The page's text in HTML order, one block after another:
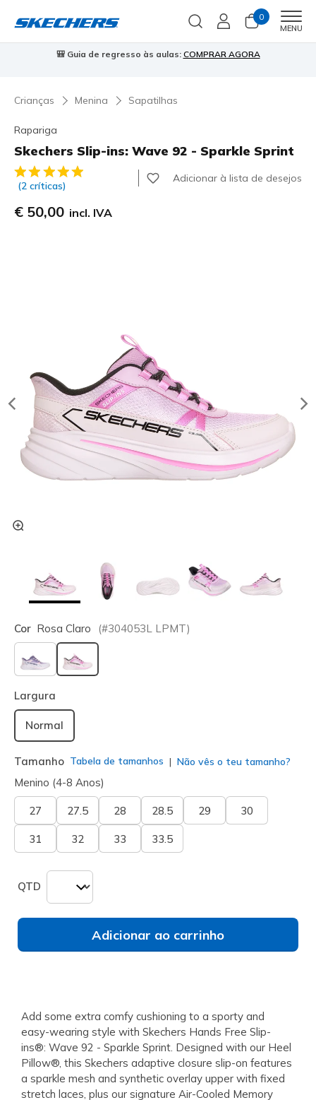
0
MENU
Skechers VIP: 45 dias de devolução para membrosInscreve-te
Crianças Menina Sapatilhas
Rapariga
Skechers Slip-ins: Wave 92 - Sparkle Sprint
5 de 5 – Classificação do cliente
(2 críticas)
Adicionar à lista de desejos
€ 50,00 incl. IVA
Cor Rosa Claro (#304053L LPMT)
selecionado
Largura
Normal
Tamanho Tabela de tamanhos Não vês o teu tamanho?
Menino (4-8 Anos)
27 27.5 28 28.5 29 30
31 32 33 33.5
QTD
Adicionar ao carrinho
Add some extra comfy cushioning to a sporty and
easy-wearing style with Skechers Hands Free Slip-
ins®: Wave 92 - Sparkle Sprint. Designed with our Heel
Pillow®, this Skechers adaptive closure slip-on features
a sparkle mesh and synthetic overlay upper with fixed
stretch laces, plus our signature Air-Cooled Memory